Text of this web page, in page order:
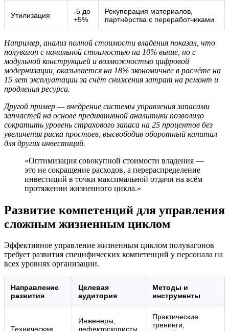
Утилизация
-5 до
+5%
Рекуперация материалов,
партнёрства с переработчиками
Например, анализ полной стоимости владения показал, что
полувагон с начальной стоимостью на 10% выше, но с
модульной конструкцией и возможностью цифровой
модернизации, оказывается на 18% экономичнее в расчёте на
15 лет эксплуатации за счёт снижения затрат на ремонт и
продления ресурса.
Другой пример — внедрение системы управления запасами
запчастей на основе предиктивной аналитики позволило
сократить уровень страхового запаса на 25 процентов без
увеличения риска простоев, высвободив оборотный капитал
для других инвестиций.
«Оптимизация совокупной стоимости владения —
это не сокращение расходов, а перераспределение
инвестиций в точки максимальной отдачи на всём
протяжении жизненного цикла.»
Развитие компетенций для управления
сложным жизненным циклом
Эффективное управление жизненным циклом полувагонов
требует развития специфических компетенций у персонала на
всех уровнях организации.
Направление
развития
Целевая
аудитория
Методы и
инструменты
Техническая
Инженеры,
дефектоскописты,
Практические
тренинги,